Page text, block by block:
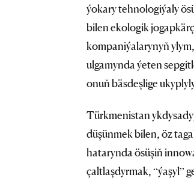
ýokary tehnologiýaly
bilen ekologik
kompaniýalarynyň
ulgamynda ýeten
onuň bäsdeşlige
Türkmenistan
düşünmek bilen, öz
hatarynda ösüşiň
çaltlaşdyrmak, “ýaşyl”